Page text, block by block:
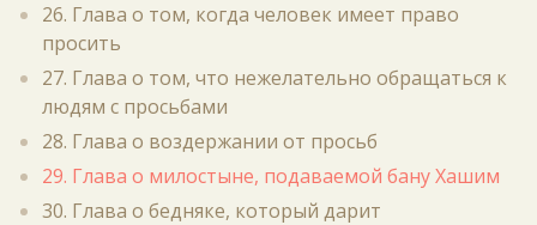
26. Глава о том, когда человек имеет право
просить
27. Глава о том, что нежелательно обращаться к
людям с просьбами
28. Глава о воздержании от просьб
29. Глава о милостыне, подаваемой бану Хашим
30. Глава о бедняке, который дарит